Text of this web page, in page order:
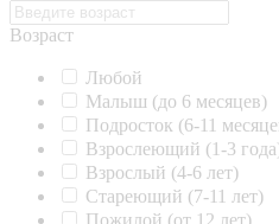
Возраст
Любой
Малыш (до 6 месяцев)
Подросток (6-11
Взрослеющий (1-3
Взрослый (4-6 лет)
Стареющий (7-11 лет)
Пожилой (от 12 лет)